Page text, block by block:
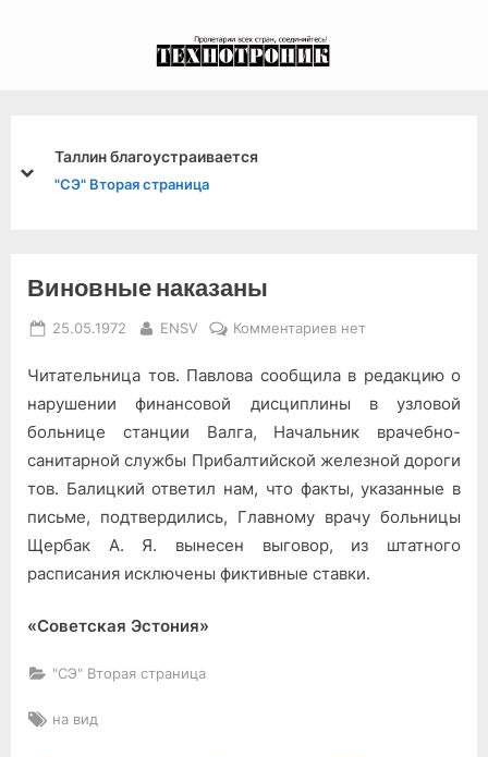
Сланец в счет июня
"СЭ" Первая страница
prev
next
Виновные наказаны
Posted
25.05.1972 By
ENSV Комментариевк
Виновные
наказаны
нет
Читательница тов. Павлова сообщила в редакцию о
нарушении финансовой дисциплины в узловой
больнице станции Валга, Начальник врачебно-
санитарной службы Прибалтийской железной дороги
тов. Балицкий ответил нам, что факты, указанные в
письме, подтвердились, Главному врачу больницы
Щербак А. Я. вынесен выговор, из штатного
расписания исключены фиктивные ставки.
«Советская Эстония»
"СЭ" Вторая страница
Tags:
на вид